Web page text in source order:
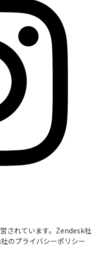
されています。Zendesk社
のプライバシーポリシー